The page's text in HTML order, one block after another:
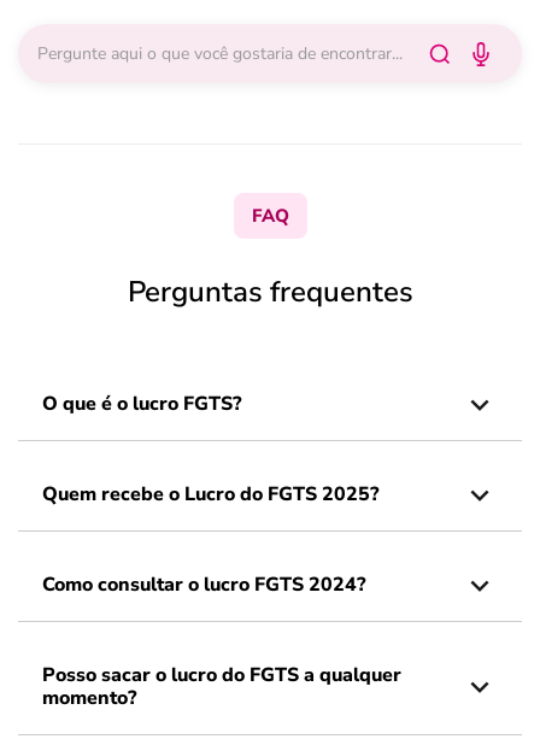
FAQ
Perguntas frequentes
O que é o lucro FGTS?
Quem recebe o Lucro do FGTS 2025?
Como consultar o lucro FGTS 2024?
Posso sacar o lucro do FGTS a qualquer
momento?